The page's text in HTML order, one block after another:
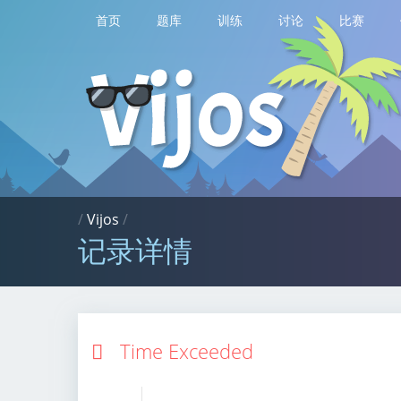
首页 题库 训练 讨论 比赛
/Vijos /
记录详情
Time Exceeded